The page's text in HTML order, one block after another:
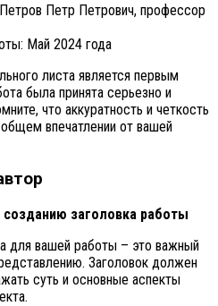
Петр Петрович, профессор
Май 2024 года
листа является первым
была принята серьезно и
что аккуратность и четкость
впечатлении от вашей
заголовка работы
для вашей работы – это важный
Заголовок должен
суть и основные аспекты